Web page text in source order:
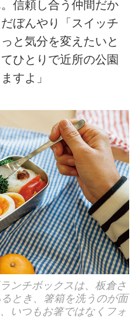
信頼し合う仲間だか
ぼんやり「スイッチ
と気分を変えたいと
ひとりで近所の公園
すよ」
ンチボックスは、板倉さ
とき、箸箱を洗うのが面
いつもお箸ではなくフォ